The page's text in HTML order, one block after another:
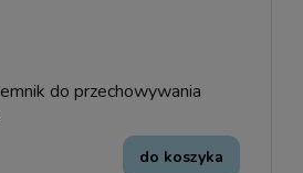
do przechowywania
do koszyka